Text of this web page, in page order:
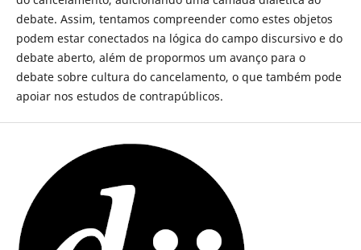
debate. Assim, tentamos compreender como estes objetos
podem estar conectados na lógica do campo discursivo e do
debate aberto, além de propormos um avanço para o
debate sobre cultura do cancelamento, o que também pode
apoiar nos estudos de contrapúblicos.